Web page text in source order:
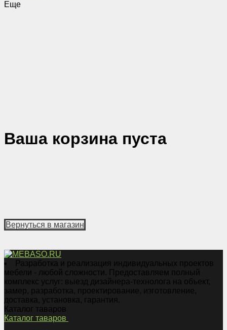
Еще
Ваша корзина пуста
Вернуться в магазин
Разработка и реализация индивидуальных проектов
мебели - любой сложности. Предоставляем полный
комплекс услуг: выезд дизайнера-технолога на объект,
замер, разработка, проектирование, изготовление,
доставка, установка, гарантия.
Каталог таваров
Каталог таваров